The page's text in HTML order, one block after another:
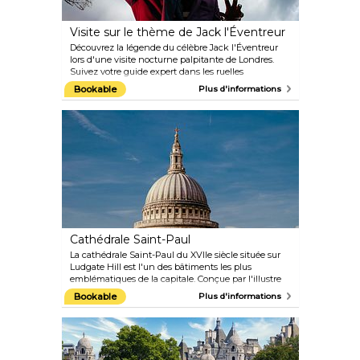
Visite sur le thème de Jack l'Éventreur
Découvrez la légende du célèbre Jack l'Éventreur
lors d'une visite nocturne palpitante de Londres.
Suivez votre guide expert dans les ruelles
faiblement éclairées de Whitechapel et écoutez les
histoires troublantes et les théories du complot
concernant l'un des tueurs en série les plus célèbres
de l'histoire. Découvrez les rues du Londres victorien
animées grâce aux projections innovantes RIPPER-
Bookable Plus d'informations
Cathédrale Saint-Paul
La cathédrale Saint-Paul du XVIIe siècle située sur
Ludgate Hill est l'un des bâtiments les plus
emblématiques de la capitale. Conçue par l'illustre
Sir Christopher Wren, St Paul's était le plus haut
bâtiment de Londres jusqu'en 1962. Servez-vous des
guides multimédias à écran tactile ou participez à
une visite guidée pour découvrir le célèbre intérieur
ou, si vous vous sentez d'attaque, montez à la
Whispering Gallery et testez l'acoustique. De là, vous
Bookable Plus d'informations